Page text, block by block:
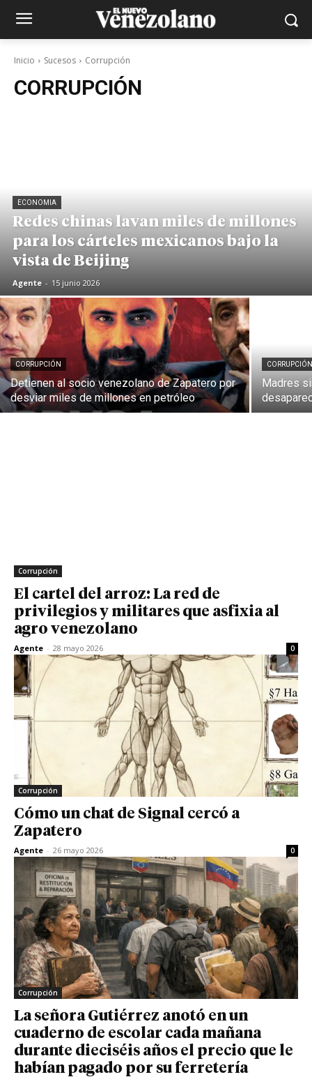
Inicio Sucesos Corrupción
CORRUPCIÓN
ECONOMIA
Redes chinas lavan miles de millones
para los cárteles mexicanos bajo la
vista de Beijing
Agente - 15 junio 2026
CORRUPCIÓN
Detienen al socio venezolano de Zapatero por
desviar miles de millones en petróleo
Madres
Corrupción
El cartel del arroz: La red de
privilegios y militares que asfixia al
agro venezolano
Agente - 28 mayo 2026 0
Corrupción
Cómo un chat de Signal cercó a
Zapatero
Agente - 26 mayo 2026 0
Corrupción
La señora Gutiérrez anotó en un
cuaderno de escolar cada mañana
durante dieciséis años el precio que le
habían pagado por su ferretería